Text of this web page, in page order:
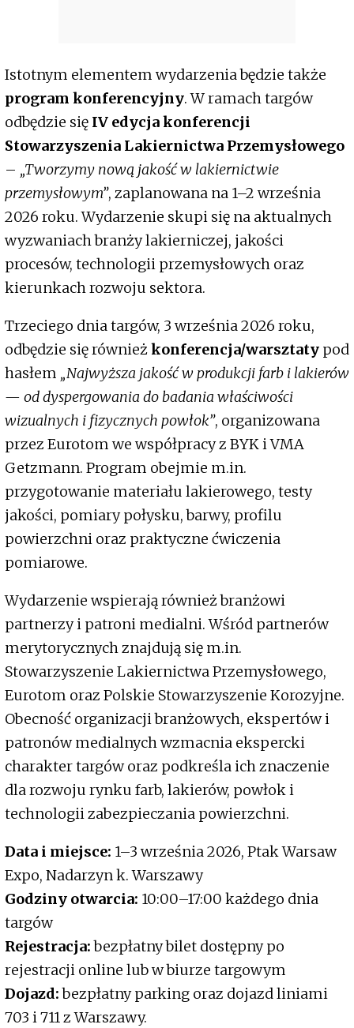
Istotnym elementem wydarzenia będzie także
program konferencyjny. W ramach targów
odbędzie się IV edycja konferencji
Stowarzyszenia Lakiernictwa Przemysłowego
– „Tworzymy nową jakość w lakiernictwie
przemysłowym”, zaplanowana na 1–2 września
2026 roku. Wydarzenie skupi się na aktualnych
wyzwaniach branży lakierniczej, jakości
procesów, technologii przemysłowych oraz
kierunkach rozwoju sektora.
Trzeciego dnia targów, 3 września 2026 roku,
odbędzie się równieżkonferencja/warsztaty pod
hasłem „Najwyższa jakość w produkcji farb i lakierów
— od dyspergowania do badania właściwości
wizualnych i fizycznych powłok”, organizowana
przez Eurotom we współpracy z BYK i VMA
Getzmann. Program obejmie m.in.
przygotowanie materiału lakierowego, testy
jakości, pomiary połysku, barwy, profilu
powierzchni oraz praktyczne ćwiczenia
pomiarowe.
Wydarzenie wspierają również branżowi
partnerzy i patroni medialni. Wśród partnerów
merytorycznych znajdują się m.in.
Stowarzyszenie Lakiernictwa Przemysłowego,
Eurotom oraz Polskie Stowarzyszenie Korozyjne.
Obecność organizacji branżowych, ekspertów i
patronów medialnych wzmacnia ekspercki
charakter targów oraz podkreśla ich znaczenie
dla rozwoju rynku farb, lakierów, powłok i
technologii zabezpieczania powierzchni.
Data i miejsce: 1–3 września 2026, Ptak Warsaw
Expo, Nadarzyn k. Warszawy
Godziny otwarcia: 10:00–17:00 każdego dnia
targów
Rejestracja:bezpłatny bilet dostępny po
rejestracji online lub w biurze targowym
Dojazd:bezpłatny parking oraz dojazd liniami
703 i 711 z Warszawy.